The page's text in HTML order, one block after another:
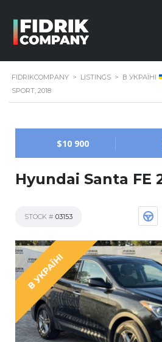
FIDRIKCOMPANY > LISTINGS > В УКРАЇНІ
SPORT, 2018
$10 900
Hyundai Santa FE
STOCK # 03153
В УКРАЇНІ